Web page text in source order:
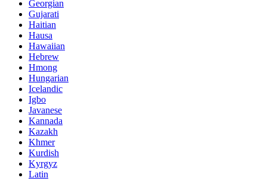
Georgian
Gujarati
Haitian
Hausa
Hawaiian
Hebrew
Hmong
Hungarian
Icelandic
Igbo
Javanese
Kannada
Kazakh
Khmer
Kurdish
Kyrgyz
Latin